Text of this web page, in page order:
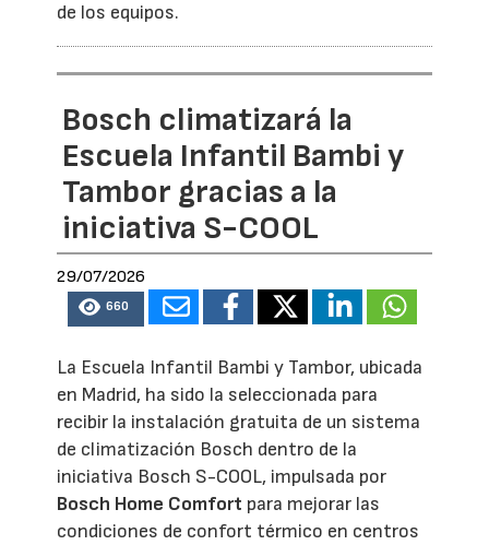
de los equipos.
Bosch climatizará la
Escuela Infantil Bambi y
Tambor gracias a la
iniciativa S-COOL
29/07/2026
660
La Escuela Infantil Bambi y Tambor, ubicada
en Madrid, ha sido la seleccionada para
recibir la instalación gratuita de un sistema
de climatización Bosch dentro de la
iniciativa Bosch S-COOL, impulsada por
Bosch Home Comfort para mejorar las
condiciones de confort térmico en centros